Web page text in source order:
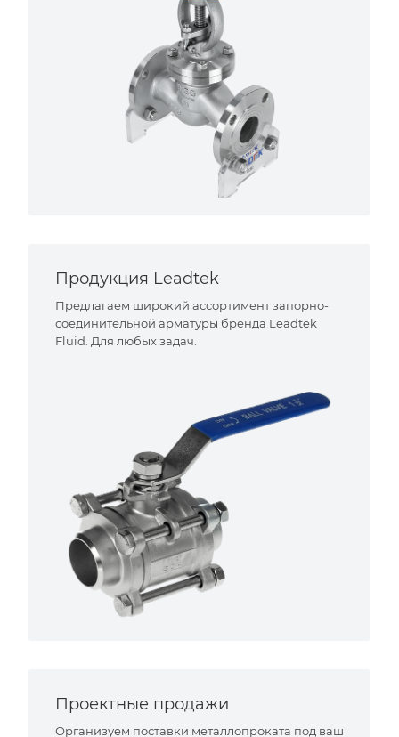
Продукция Leadtek
Предлагаем широкий ассортимент запорно-
соединительной арматуры бренда Leadtek
Fluid. Для любых задач.
Проектные продажи
Организуем поставки металлопроката под ваш